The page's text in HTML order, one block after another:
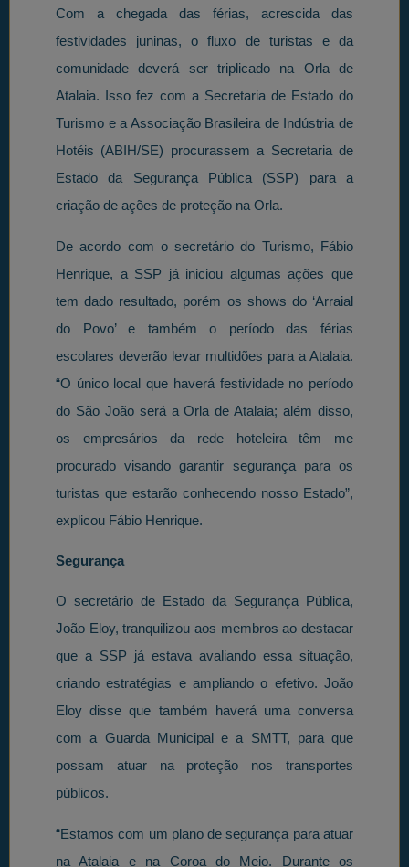
Com a chegada das férias, acrescida das
festividades juninas, o fluxo de turistas e da
comunidade deverá ser triplicado na Orla de
Atalaia. Isso fez com a Secretaria de Estado do
Turismo e a Associação Brasileira de Indústria de
Hotéis (ABIH/SE) procurassem a Secretaria de
Estado da Segurança Pública (SSP) para a
criação de ações de proteção na Orla.
De acordo com o secretário do Turismo, Fábio
Henrique, a SSP já iniciou algumas ações que
tem dado resultado, porém os shows do ‘Arraial
do Povo’ e também o período das férias
escolares deverão levar multidões para a Atalaia.
“O único local que haverá festividade no período
do São João será a Orla de Atalaia; além disso,
os empresários da rede hoteleira têm me
procurado visando garantir segurança para os
turistas que estarão conhecendo nosso Estado”,
explicou Fábio Henrique.
Segurança
O secretário de Estado da Segurança Pública,
João Eloy, tranquilizou aos membros ao destacar
que a SSP já estava avaliando essa situação,
criando estratégias e ampliando o efetivo. João
Eloy disse que também haverá uma conversa
com a Guarda Municipal e a SMTT, para que
possam atuar na proteção nos transportes
públicos.
“Estamos com um plano de segurança para atuar
na Atalaia e na Coroa do Meio. Durante os